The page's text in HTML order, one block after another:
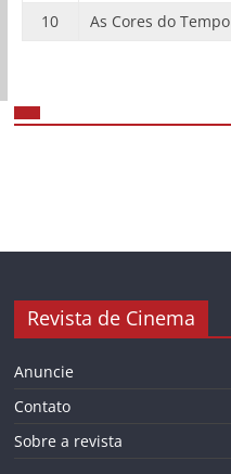
10
As Cores do Tempo
Revista de Cinema
Anuncie
Contato
Sobre a revista